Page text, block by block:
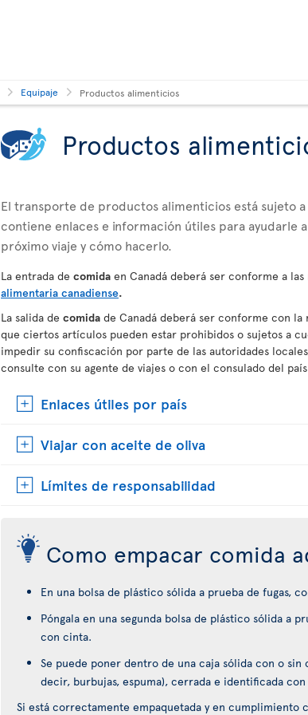
Equipaje Productos alimenticios
Productos
El transporte de productos alimenticios está sujeto
contiene enlaces e información útiles para ayudarle
próximo viaje y cómo hacerlo.
La entrada de comida en Canadá deberá ser conforme a
alimentaria canadiense.
La salida de comida de Canadá deberá ser conforme con
que ciertos artículos pueden estar prohibidos o sujetos a
impedir su confiscación por parte de las autoridades
consulte con su agente de viajes o con el consulado del
Enlaces útiles por país
Viajar con aceite de oliva
Límites de responsabilidad
Como empacar comida
En una bolsa de plástico sólida a prueba de fugas,
Póngala en una segunda bolsa de plástico sólida a
con cinta.
Se puede poner dentro de una caja sólida con o
decir, burbujas, espuma), cerrada e identificada
Si está correctamente empaquetada y en cumplimiento